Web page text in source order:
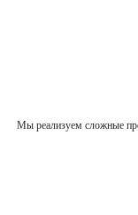
Мы реализуем сложные